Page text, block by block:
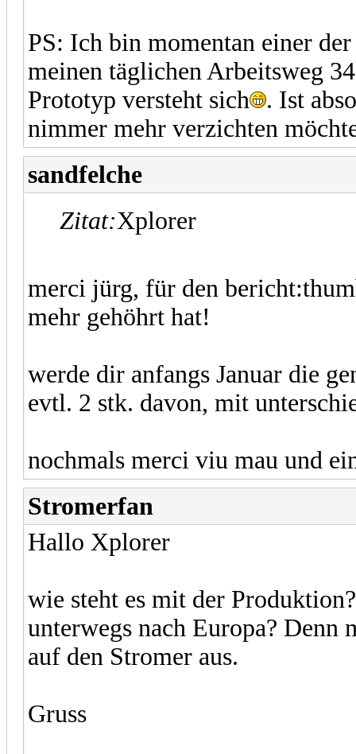
PS: Ich bin momentan einer
meinen täglichen Arbeitsweg
Prototyp versteht sich
. Ist
nimmer mehr verzichten
sandfelche
Zitat:Xplorer
merci jürg, für den
mehr gehöhrt hat!
werde dir anfangs Januar die
evtl. 2 stk. davon, mit
nochmals merci viu mau und
Stromerfan
Hallo Xplorer
wie steht es mit der
unterwegs nach Europa? Denn
auf den Stromer aus.
Gruss